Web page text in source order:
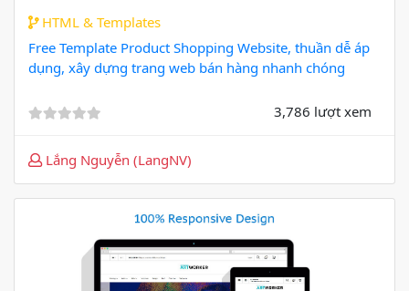
HTML & Templates
Free Template Product Shopping Website, thuần dễ áp
dụng, xây dựng trang web bán hàng nhanh chóng
3,786 lượt xem
Lắng Nguyễn (LangNV)